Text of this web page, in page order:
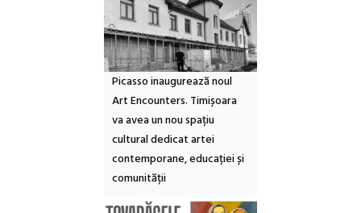
Picasso inaugurează noul
Art Encounters. Timișoara
va avea un nou spațiu
cultural dedicat artei
contemporane, educației și
comunității